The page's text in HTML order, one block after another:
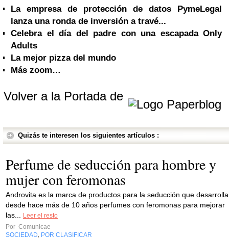
La empresa de protección de datos PymeLegal
lanza una ronda de inversión a travé...
Celebra el día del padre con una escapada Only
Adults
La mejor pizza del mundo
Más zoom…
Volver a la Portada de
Quizás te interesen los siguientes artículos :
Perfume de seducción para hombre y
mujer con feromonas
Androvita es la marca de productos para la seducción que desarrolla
desde hace más de 10 años perfumes con feromonas para mejorar
las...
Leer el resto
Por Comunicae
SOCIEDAD
POR CLASIFICAR